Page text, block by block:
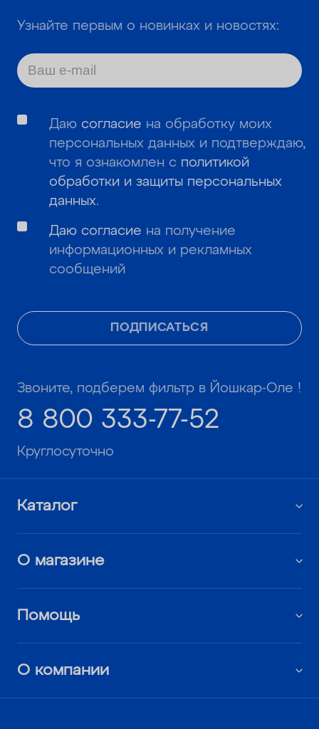
Узнайте первым о новинках и новостях:
ПОДПИСАТЬСЯ
Даю согласие на обработку моих
персональных данных и подтверждаю,
что я ознакомлен с политикой
обработки и защиты персональных
данных.
Даю согласие на получение
информационных и рекламных
сообщений
Звоните, подберем фильтр в Йошкар-Оле !
8 800 333-77-52
Круглосуточно
Каталог
О магазине
Помощь
О компании